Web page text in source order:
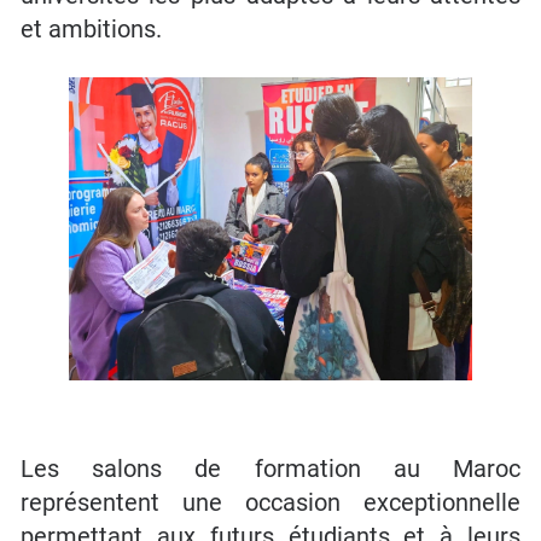
et ambitions.
Les salons de formation au Maroc
représentent une occasion exceptionnelle